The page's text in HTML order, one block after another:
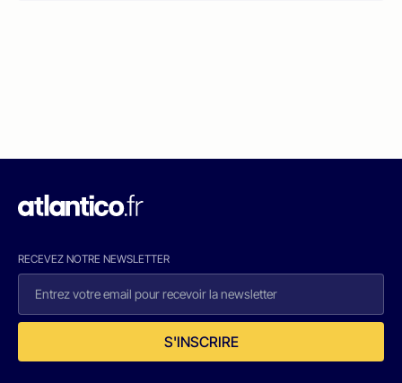
RECEVEZ NOTRE NEWSLETTER
S'INSCRIRE